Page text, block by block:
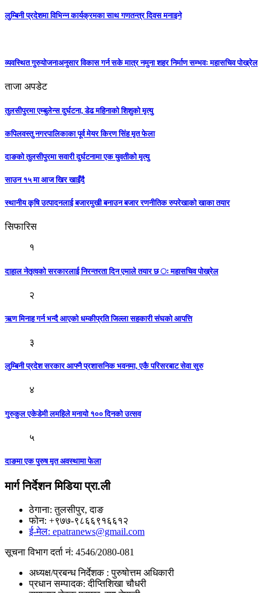
लुम्बिनी प्रदेशमा विभिन्न कार्यक्रमका साथ गणतन्त्र दिवस मनाइने
व्यवस्थित गुरुयोजनाअनुसार विकास गर्न सके मात्र नमुना शहर निर्माण सम्भवः महासचिव पोख्रेल
ताजा अपडेट
तुलसीपुरमा एम्बुलेन्स दुर्घटना, डेढ महिनाको शिशुको मृत्यु
कपिलवस्तु नगरपालिकाका पूर्व मेयर किरण सिंह मृत फेला
दाङको तुलसीपुरमा सवारी दुर्घटनामा एक युवतीको मृत्यु
साउन १५ मा आज खिर खाइँदै
स्थानीय कृषि उत्पादनलाई बजारमुखी बनाउन बजार रणनीतिक रुपरेखाको खाका तयार
सिफारिस
१
दाहाल नेतृत्वको सरकारलाई निरन्तरता दिन एमाले तयार छ ः महासचिव पोख्रेल
२
ऋण मिनाह गर्न भन्दै आएको धम्कीप्रति जिल्ला सहकारी संघको आपत्ति
३
लुम्बिनी प्रदेश सरकार आफ्नै प्रशासनिक भवनमा, एकै परिसरबाट सेवा सुरु
४
गुरुकुल एकेडेमी लमहिले मनायो १०० दिनको उत्सव
५
दाङमा एक पुरुष मृत अवस्थामा फेला
मार्ग निर्देशन मिडिया प्रा.ली
ठेगाना: तुलसीपुर, दाङ
फोन: +९७७-९८६६९१६६१२
ई-मेल: epatranews@gmail.com
सूचना विभाग दर्ता नं: 4546/2080-081
अध्यक्ष/प्रबन्ध निर्देशक : पुरुषोत्तम अधिकारी
प्रधान सम्पादक: दीप्तिशिखा चौधरी